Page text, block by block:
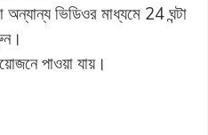
ভিডিওর মাধ্যমে 24 ঘন্টা
পাওয়া যায়।